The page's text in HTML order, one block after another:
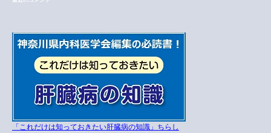
「これだけは知っておきたい肝臓病の知識」ちらし